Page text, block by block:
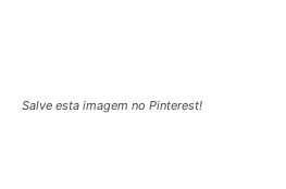
Salve esta imagem no Pinterest!